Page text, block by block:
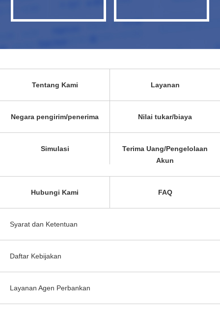
Tentang Kami Layanan
Negara pengirim/penerima Nilai tukar/biaya
Simulasi
Terima Uang/Pengelolaan
Akun
Hubungi Kami FAQ
Syarat dan Ketentuan
Daftar Kebijakan
Layanan Agen Perbankan